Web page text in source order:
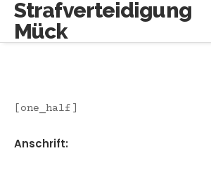
Strafverteidigung
Mück
[one_half]
Anschrift: